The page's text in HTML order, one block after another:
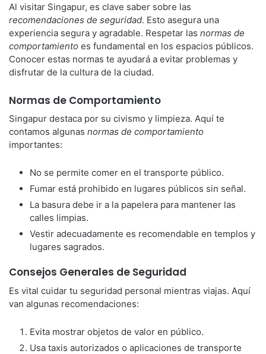
Al visitar Singapur, es clave saber sobre las
recomendaciones de seguridad. Esto asegura una
experiencia segura y agradable. Respetar las normas de
comportamiento es fundamental en los espacios públicos.
Conocer estas normas te ayudará a evitar problemas y
disfrutar de la cultura de la ciudad.
Normas de Comportamiento
Singapur destaca por su civismo y limpieza. Aquí te
contamos algunas normas de comportamiento
importantes:
No se permite comer en el transporte público.
Fumar está prohibido en lugares públicos sin señal.
La basura debe ir a la papelera para mantener las
calles limpias.
Vestir adecuadamente es recomendable en templos y
lugares sagrados.
Consejos Generales de Seguridad
Es vital cuidar tu seguridad personal mientras viajas. Aquí
van algunas recomendaciones:
Evita mostrar objetos de valor en público.
Usa taxis autorizados o aplicaciones de transporte